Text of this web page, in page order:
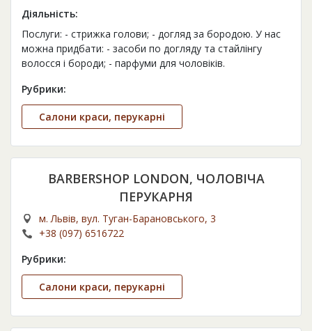
Діяльність:
Послуги: - стрижка голови; - догляд за бородою. У нас
можна придбати: - засоби по догляду та стайлінгу
волосся і бороди; - парфуми для чоловіків.
Рубрики:
Салони краси, перукарні
BARBERSHOP LONDON, ЧОЛОВІЧА
ПЕРУКАРНЯ
м. Львів, вул. Туган-Барановського, 3
+38 (097) 6516722
Рубрики:
Салони краси, перукарні